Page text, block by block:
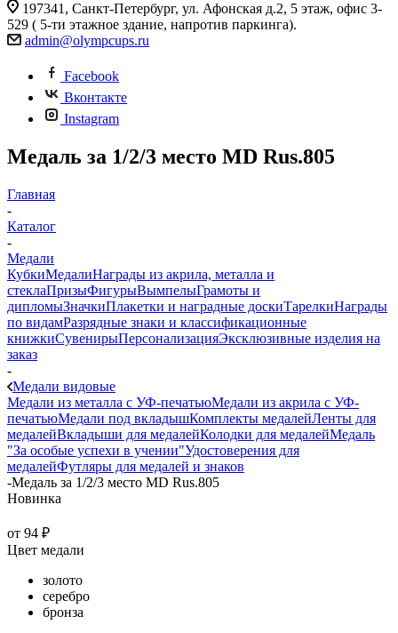
197341, Санкт-Петербург, ул. Афонская д.2, 5 этаж, офис 3-
529 ( 5-ти этажное здание, напротив паркинга).
admin@olympcups.ru
Facebook
Вконтакте
Instagram
Медаль за 1/2/3 место MD Rus.805
Главная
-
Каталог
-
Медали
КубкиМедалиНаграды из акрила, металла и
стеклаПризыФигурыВымпелыГрамоты и
дипломыЗначкиПлакетки и наградные доскиТарелкиНаграды
по видамРазрядные знаки и классификационные
книжкиСувенирыПерсонализацияЭксклюзивные изделия на
заказ
-
Медали видовые
Медали из металла с УФ-печатьюМедали из акрила с УФ-
печатьюМедали под вкладышКомплекты медалейЛенты для
медалейВкладыши для медалейКолодки для медалейМедаль
"За особые успехи в учении"Удостоверения для
медалейФутляры для медалей и знаков
-Медаль за 1/2/3 место MD Rus.805
Новинка
от 94 ₽
Цвет медали
золото
серебро
бронза